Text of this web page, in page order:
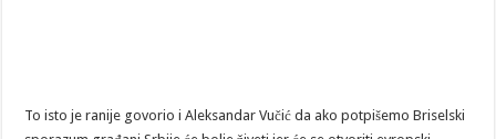
To isto je ranije govorio i Aleksandar Vučić da ako potpišemo Briselski